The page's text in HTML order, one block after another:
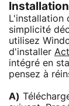
L'installation
simplicité
utilisez
d'installer
intégré en
pensez à
A)